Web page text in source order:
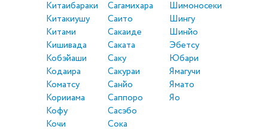
Китаибараки
Китакиушу
Китами
Кишивада
Кобэйаши
Кодаира
Коматсу
Корииама
Кофу
Кочи
Сагамихара
Саито
Сакаиде
Саката
Саку
Сакураи
Санйо
Саппоро
Сасэбо
Сока
Шимоносеки
Шингу
Шинйо
Эбетсу
Юбари
Ямагучи
Ямато
Яо